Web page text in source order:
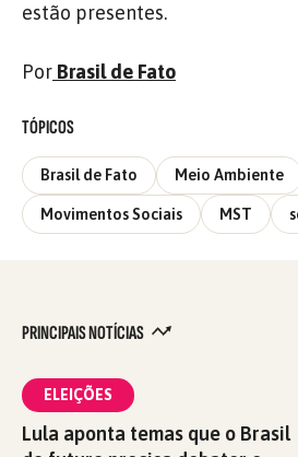
estão presentes.
Por Brasil de Fato
TÓPICOS
Brasil de Fato Meio Ambiente
Movimentos Sociais MST
PRINCIPAIS NOTÍCIAS
ELEIÇÕES
Lula aponta temas que o Brasil